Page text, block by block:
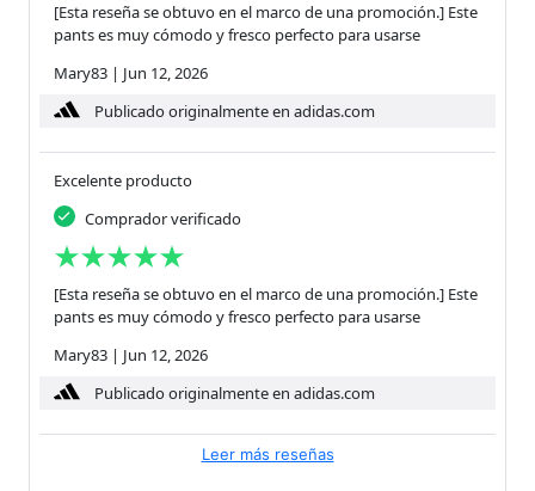
[Esta reseña se obtuvo en el marco de una promoción.] Este
pants es muy cómodo y fresco perfecto para usarse
Mary83 | Jun 12, 2026
Publicado originalmente en adidas.com
Excelente producto
Comprador verificado
[Esta reseña se obtuvo en el marco de una promoción.] Este
pants es muy cómodo y fresco perfecto para usarse
Mary83 | Jun 12, 2026
Publicado originalmente en adidas.com
Leer más reseñas